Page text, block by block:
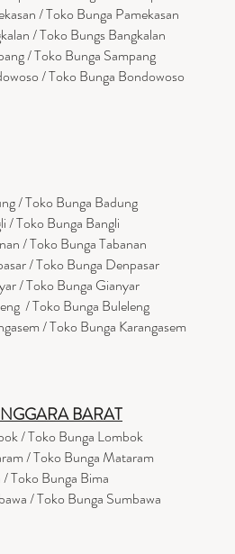
/ Toko Bunga Pamekasan
/ Toko Bungs Bangkalan
/ Toko Bunga Sampang
/ Toko Bunga Bondowoso
/ Toko Bunga Badung
/ Toko Bunga Bangli
/ Toko Bunga Tabanan
/ Toko Bunga Denpasar
/ Toko Bunga Gianyar
/ Toko Bunga Buleleng
/ Toko Bunga Karangasem
BARAT
/ Toko Bunga Lombok
/ Toko Bunga Mataram
Toko Bunga Bima
/ Toko Bunga Sumbawa